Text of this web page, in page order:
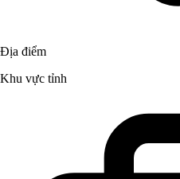
Địa điểm
Khu vực tỉnh